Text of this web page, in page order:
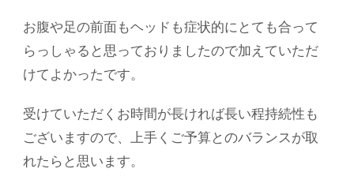
お腹や足の前面もヘッドも症状的にとても合って
らっしゃると思っておりましたので加えていただ
けてよかったです。
受けていただくお時間が長ければ長い程持続性も
ございますので、上手くご予算とのバランスが取
れたらと思います。